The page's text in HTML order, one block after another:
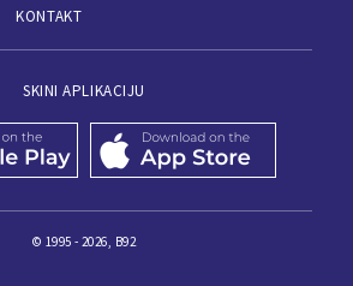
KONTAKT
SKINI APLIKACIJU
© 1995 - 2026, B92